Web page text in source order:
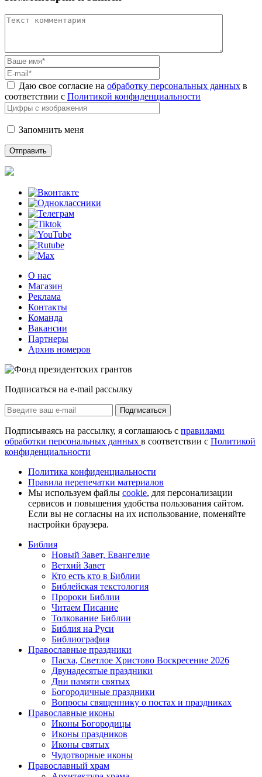
Даю свое согласие на обработку персональных данных в
соответствии с Политикой конфиденциальности
Запомнить меня
О нас
Магазин
Реклама
Контакты
Команда
Вакансии
Партнеры
Архив номеров
Подписаться на e-mail рассылку
Подписаться
Подписываясь на рассылку, я соглашаюсь с правилами
обработки персональных данных в соответствии с Политикой
конфиденциальности
Политика конфиденциальности
Правила перепечатки материалов
Мы используем файлы cookie, для персонализации
сервисов и повышения удобства пользования сайтом.
Если вы не согласны на их использование, поменяйте
настройки браузера.
Библия
Новый Завет, Евангелие
Ветхий Завет
Кто есть кто в Библии
Библейская текстология
Пророки Библии
Читаем Писание
Толкование Библии
Библия на Руси
Библиография
Православные праздники
Пасха, Светлое Христово Воскресение 2026
Двунадесятые праздники
Дни памяти святых
Богородичные праздники
Вопросы священнику о постах и праздниках
Православные иконы
Иконы Богородицы
Иконы праздников
Иконы святых
Чудотворные иконы
Православный храм